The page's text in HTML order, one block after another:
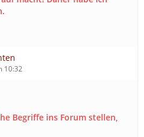
10:32
Begriffe ins Forum stellen,